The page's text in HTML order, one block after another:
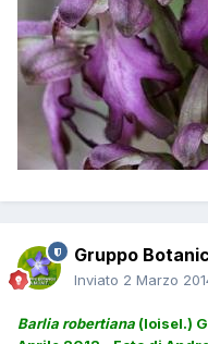
Gruppo
Inviato 2 Marzo
Barlia robertiana (loisel.)